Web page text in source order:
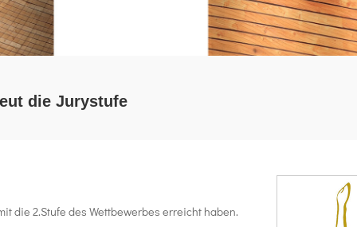
die Jurystufe
die 2.Stufe des Wettbewerbes erreicht haben.